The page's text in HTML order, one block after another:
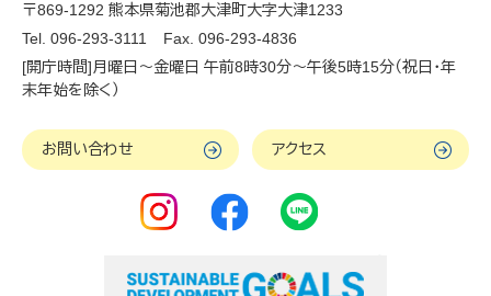
〒869-1292 熊本県菊池郡大津町大字大津1233
Tel. 096-293-3111
Fax. 096-293-4836
[開庁時間]月曜日～金曜日 午前8時30分～午後5時15分（祝日・年
末年始を除く）
お問い合わせ アクセス